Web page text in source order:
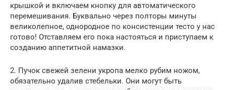
крышкой и включаем кнопку для автоматического
перемешивания. Буквально через полторы минуты
великолепное, однородное по консистенции тесто у нас
готово! Отставляем его пока настояться и приступаем к
созданию аппетитной намазки.
2. Пучок свежей зелени укропа мелко рубим ножом,
обязательно удалив стебельки. Они могут быть